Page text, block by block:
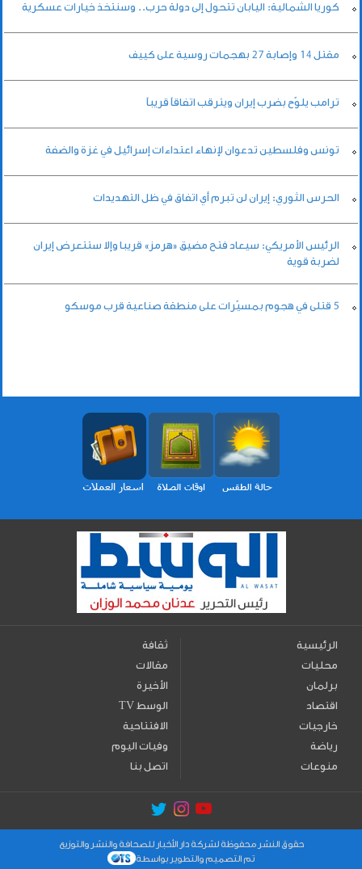
كوريا الشمالية: اليابان تتحول إلى دولة حرب.. وسنتخذ خيارات عسكرية
مقتل 14 وإصابة ‌27 بهجمات روسية على كييف
ترامب يلوّح بضرب إيران ويترقب اتفاقاً قريباً
تونس وفلسطين تدعوان لإنهاء اعتداءات إسرائيل في غزة والضفة
الحرس الثوري: إيران لن تبرم أي اتفاق في ظل التهديدات
الرئيس الأمريكي: سيعاد فتح مضيق «هرمز» قريبا وإلا ستتعرض إيران
لضربة قوية
5 قتلى في هجوم بمسيّرات على منطقة صناعية قرب موسكو
الرئيسية
محليات
برلمان
اقتصاد
خارجيات
رياضة
منوعات
ثقافة
مقالات
الأخيرة
TV الوسط
الافتتاحية
وفيات اليوم
اتصل بنا
حقوق النشر محفوظة لشركة دار الأخبار للصحافة والنشر والتوزيع
تم التصميم والتطوير بواسطة